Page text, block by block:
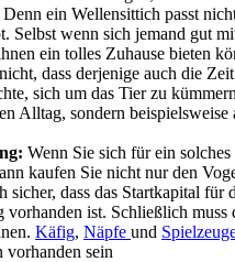
ein Wellensittich passt
Selbst wenn sich jemand gut
ein tolles Zuhause bieten
dass derjenige auch die
sich um das Tier zu
Alltag, sondern beispielsweise
Wenn Sie sich für ein solches
kaufen Sie nicht nur den
sicher, dass das Startkapital für
vorhanden ist. Schließlich muss
Käfig, Näpfe und
sein